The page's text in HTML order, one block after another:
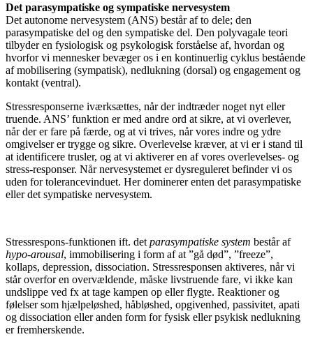
Det parasympatiske og sympatiske nervesystem
Det autonome nervesystem (ANS) består af to dele; den
parasympatiske del og den sympatiske del. Den polyvagale teori
tilbyder en fysiologisk og psykologisk forståelse af, hvordan og
hvorfor vi mennesker bevæger os i en kontinuerlig cyklus bestående
af mobilisering (sympatisk), nedlukning (dorsal) og engagement og
kontakt (ventral).
Stressresponserne iværksættes, når der indtræder noget nyt eller
truende. ANS’ funktion er med andre ord at sikre, at vi overlever,
når der er fare på færde, og at vi trives, når vores indre og ydre
omgivelser er trygge og sikre. Overlevelse kræver, at vi er i stand til
at identificere trusler, og at vi aktiverer en af vores overlevelses- og
stress-responser. Når nervesystemet er dysreguleret befinder vi os
uden for tolerancevinduet. Her dominerer enten det parasympatiske
eller det sympatiske nervesystem.
Stressrespons-funktionen ift. det parasympatiske system består af
hypo-arousal, immobilisering i form af at ”gå død”, ”freeze”,
kollaps, depression, dissociation. Stressresponsen aktiveres, når vi
står overfor en overvældende, måske livstruende fare, vi ikke kan
undslippe ved fx at tage kampen op eller flygte. Reaktioner og
følelser som hjælpeløshed, håbløshed, opgivenhed, passivitet, apati
og dissociation eller anden form for fysisk eller psykisk nedlukning
er fremherskende.